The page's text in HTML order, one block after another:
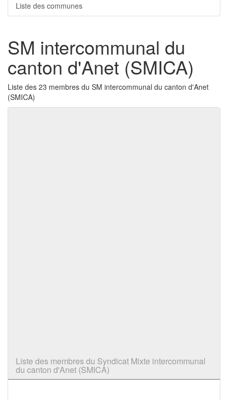
Liste des communes
SM intercommunal du
canton d'Anet (SMICA)
Liste des 23 membres du SM intercommunal du canton d'Anet
(SMICA)
Liste des membres du Syndicat Mixte intercommunal
du canton d'Anet (SMICA)